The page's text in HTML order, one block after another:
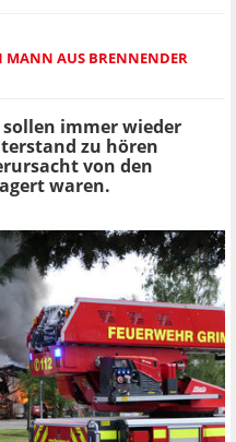
MANN AUS BRENNENDER
immer wieder
zu hören
von den
waren.